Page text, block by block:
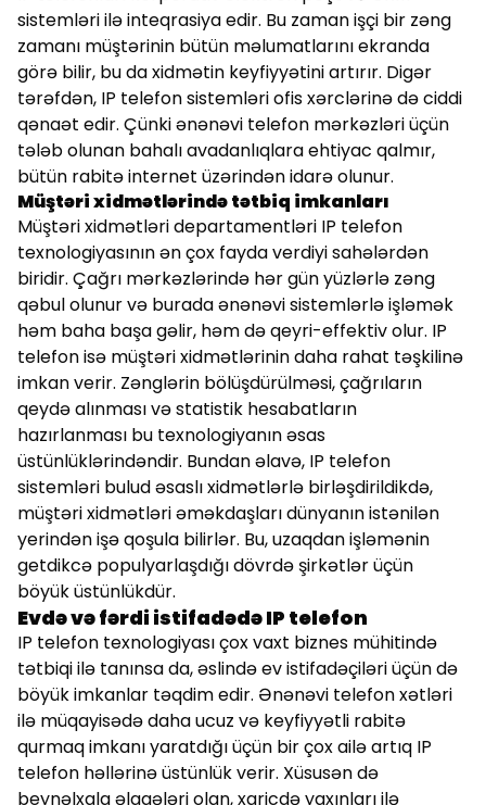
sistemləri ilə inteqrasiya edir. Bu zaman işçi bir zəng
zamanı müştərinin bütün məlumatlarını ekranda
görə bilir, bu da xidmətin keyfiyyətini artırır. Digər
tərəfdən, IP telefon sistemləri ofis xərclərinə də ciddi
qənaət edir. Çünki ənənəvi telefon mərkəzləri üçün
tələb olunan bahalı avadanlıqlara ehtiyac qalmır,
bütün rabitə internet üzərindən idarə olunur.
Müştəri xidmətlərində tətbiq imkanları
Müştəri xidmətləri departamentləri IP telefon
texnologiyasının ən çox fayda verdiyi sahələrdən
biridir. Çağrı mərkəzlərində hər gün yüzlərlə zəng
qəbul olunur və burada ənənəvi sistemlərlə işləmək
həm baha başa gəlir, həm də qeyri-effektiv olur. IP
telefon isə müştəri xidmətlərinin daha rahat təşkilinə
imkan verir. Zənglərin bölüşdürülməsi, çağrıların
qeydə alınması və statistik hesabatların
hazırlanması bu texnologiyanın əsas
üstünlüklərindəndir. Bundan əlavə, IP telefon
sistemləri bulud əsaslı xidmətlərlə birləşdirildikdə,
müştəri xidmətləri əməkdaşları dünyanın istənilən
yerindən işə qoşula bilirlər. Bu, uzaqdan işləmənin
getdikcə populyarlaşdığı dövrdə şirkətlər üçün
böyük üstünlükdür.
Evdə və fərdi istifadədə IP telefon
IP telefon texnologiyası çox vaxt biznes mühitində
tətbiqi ilə tanınsa da, əslində ev istifadəçiləri üçün də
böyük imkanlar təqdim edir. Ənənəvi telefon xətləri
ilə müqayisədə daha ucuz və keyfiyyətli rabitə
qurmaq imkanı yaratdığı üçün bir çox ailə artıq IP
telefon həllərinə üstünlük verir. Xüsusən də
beynəlxalq əlaqələri olan, xaricdə yaxınları ilə